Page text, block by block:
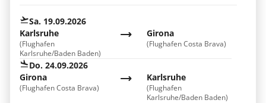
Sa. 19.09.2026
Karlsruhe
(Flughafen
Karlsruhe/Baden Baden)
Girona
(Flughafen Costa Brava)
Do. 24.09.2026
Karlsruhe
(Flughafen
Karlsruhe/Baden Baden)
Girona
(Flughafen Costa Brava)